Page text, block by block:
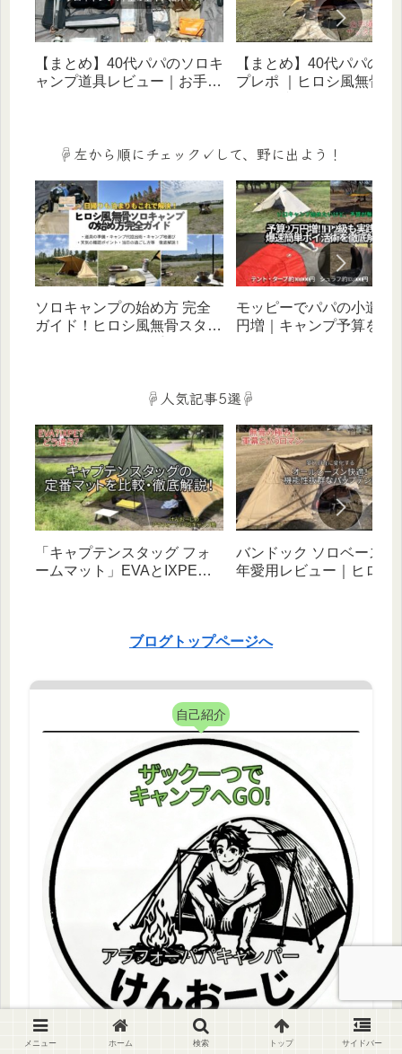
【まとめ】40代パパのソロキ
ャンプ道具レビュー｜お手頃
【まとめ】40代パパのキ
プレポ ｜ヒロシ風無骨ス
☟左から順にチェック✓して、野に出よう！
ソロキャンプの始め方 完全
ガイド！ヒロシ風無骨スタイ
モッピーでパパの小遣い
円増｜キャンプ予算を増
☟人気記事5選☟
「キャプテンスタッグ フォ
ームマット」EVAとIXPEタ
バンドック ソロベース
年愛用レビュー｜ヒロシ
ブログトップページへ
自己紹介
メニュー ホーム 検索 トップ サイドバー